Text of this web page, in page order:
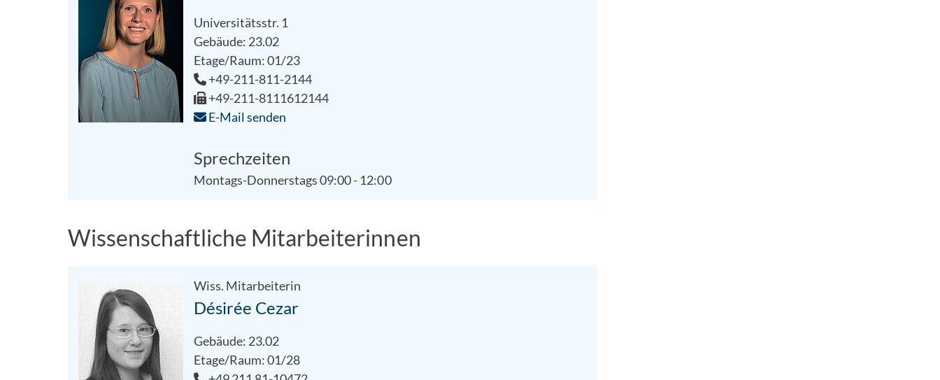
Universitätsstr. 1
Gebäude: 23.02
Etage/Raum: 01/23
+49-211-811-2144
+49-211-8111612144
E-Mail senden
Sprechzeiten
Montags-Donnerstags 09:00 - 12:00
Wissenschaftliche Mitarbeiterinnen
Wiss. Mitarbeiterin
Désirée Cezar
Gebäude: 23.02
Etage/Raum: 01/28